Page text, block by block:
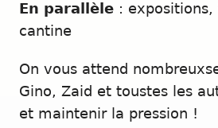
En parallèle :
cantine
On vous attend
Gino, Zaid et toustes les
et maintenir la pression !